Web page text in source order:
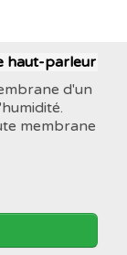
haut-parleur
d'un
membrane